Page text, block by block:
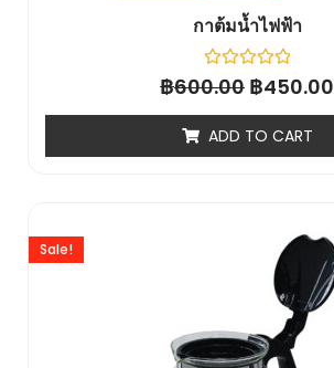
กาต้มน้ำไฟฟ้า
Rated
0
5
฿600.00 ฿450.00
ADD TO CART
Sale!